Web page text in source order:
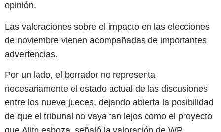
opinión.
Las valoraciones sobre el impacto en las elecciones
de noviembre vienen acompañadas de importantes
advertencias.
Por un lado, el borrador no representa
necesariamente el estado actual de las discusiones
entre los nueve jueces, dejando abierta la posibilidad
de que el tribunal no vaya tan lejos como el proyecto